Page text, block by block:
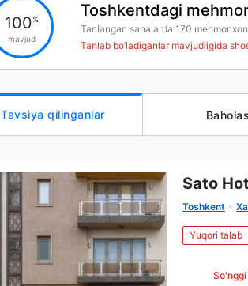
100%
mavjud
Toshkentdagi
Tanlangan sanalarda 170
Tanlab bo’ladiganlar mavjudligida
Tavsiya qilinganlar
Sato
Toshkent
Yuqori talab